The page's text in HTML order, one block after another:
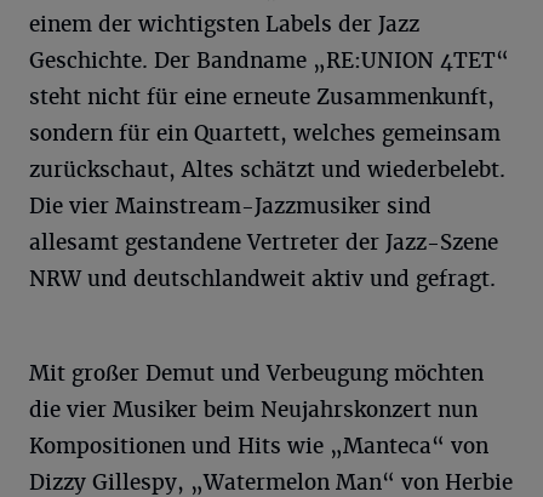
einem der wichtigsten Labels der Jazz
Geschichte. Der Bandname „RE:UNION 4TET“
steht nicht für eine erneute Zusammenkunft,
sondern für ein Quartett, welches gemeinsam
zurückschaut, Altes schätzt und wiederbelebt.
Die vier Mainstream-Jazzmusiker sind
allesamt gestandene Vertreter der Jazz-Szene
NRW und deutschlandweit aktiv und gefragt.
Mit großer Demut und Verbeugung möchten
die vier Musiker beim Neujahrskonzert nun
Kompositionen und Hits wie „Manteca“ von
Dizzy Gillespy, „Watermelon Man“ von Herbie